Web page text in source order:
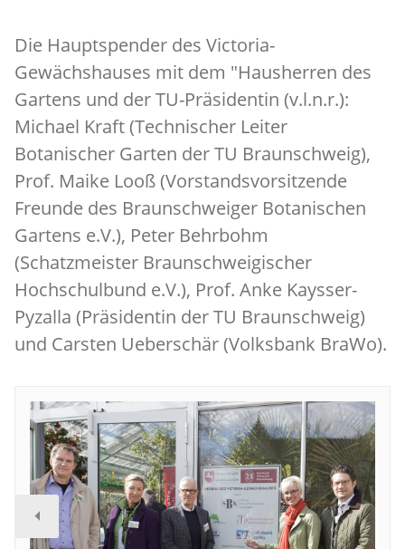
Die Hauptspender des Victoria-
Gewächshauses mit dem "Hausherren des
Gartens und der TU-Präsidentin (v.l.n.r.):
Michael Kraft (Technischer Leiter
Botanischer Garten der TU Braunschweig),
Prof. Maike Looß (Vorstandsvorsitzende
Freunde des Braunschweiger Botanischen
Gartens e.V.), Peter Behrbohm
(Schatzmeister Braunschweigischer
Hochschulbund e.V.), Prof. Anke Kaysser-
Pyzalla (Präsidentin der TU Braunschweig)
und Carsten Ueberschär (Volksbank BraWo).